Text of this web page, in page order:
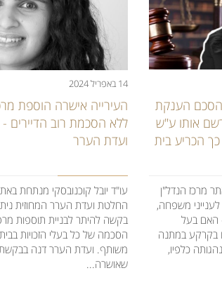
הענקת
אותו ע"ש
כך הכריע בית
מרכז הנדל"ן
משפחה,
האם בעל
בקרקע במתנה
כלפיו,
14 באפריל 2024
העירייה אישרה הוספת
ללא הסכמת רוב הדיירים
ועדת הערר
עו"ד יובל קוכנובסקי מנתחת
החלטת ועדת הערר המחוזית
בקשה להיתר לבניית תוספות
הסכמה של כל בעלי הזכויות בבית
משותף. ועדת הערר דנה
שאושרה...